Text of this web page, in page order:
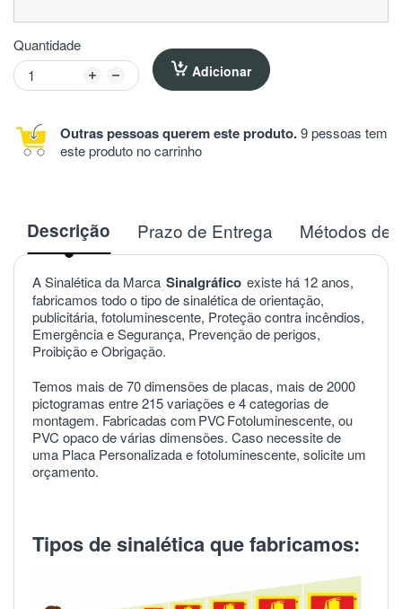
Quantidade
Adicionar
Outras pessoas querem este produto.9 pessoas tem
este produto no carrinho
Descrição Prazo de Entrega Métodos de
A Sinalética da Marca Sinalgráfico existe há 12 anos,
fabricamos todo o tipo de sinalética de orientação,
publicitária, fotoluminescente, Proteção contra incêndios,
Emergência e Segurança, Prevenção de perigos,
Proibição e Obrigação.
Temos mais de 70 dimensões de placas, mais de 2000
pictogramas entre 215 variações e 4 categorias de
montagem. Fabricadas comPVCFotoluminescente, ou
PVC opaco de várias dimensões. Caso necessite de
uma Placa Personalizada e fotoluminescente, solicite um
orçamento.
Tipos de sinalética que fabricamos: